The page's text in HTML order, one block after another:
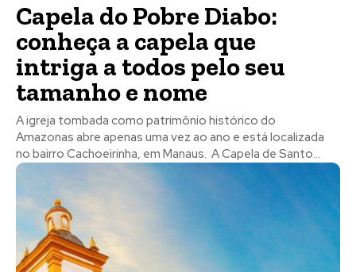
Capela do Pobre Diabo:
conheça a capela que
intriga a todos pelo seu
tamanho e nome
A igreja tombada como patrimônio histórico do
Amazonas abre apenas uma vez ao ano e está localizada
no bairro Cachoeirinha, em Manaus. A Capela de Santo...